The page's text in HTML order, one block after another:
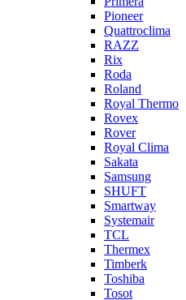
Pioneer
Quattroclima
RAZZ
Rix
Roda
Roland
Royal Thermo
Rovex
Rover
Royal Clima
Sakata
Samsung
SHUFT
Smartway
Systemair
TCL
Thermex
Timberk
Toshiba
Tosot